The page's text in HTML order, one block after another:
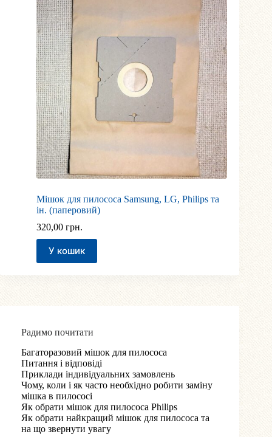
Мішок для пилососа Samsung, LG, Philips та
ін. (паперовий)
320,00 грн.
У кошик
Радимо почитати
Багаторазовий мішок для пилососа
Питання і відповіді
Приклади індивідуальних замовлень
Чому, коли і як часто необхідно робити заміну
мішка в пилососі
Як обрати мішок для пилососа Philips
Як обрати найкращий мішок для пилососа та
на що звернути увагу